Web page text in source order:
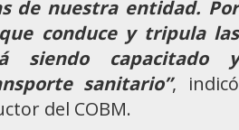
de nuestra entidad. Por
conduce y tripula las
siendo capacitado y
sanitario”, indicó
del COBM.